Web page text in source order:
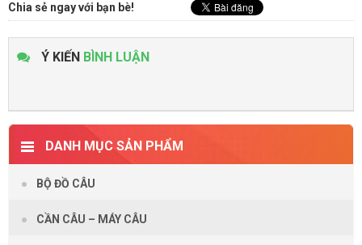
Chia sẻ ngay với bạn bè!
Ý KIẾN BÌNH LUẬN
DANH MỤC SẢN PHẨM
BỘ ĐỒ CÂU
CẦN CÂU – MÁY CÂU